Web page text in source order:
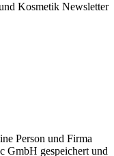
Kosmetik Newsletter
Person und Firma
GmbH gespeichert und